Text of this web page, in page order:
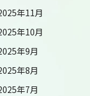
年11月
年10月
年9月
年8月
年7月